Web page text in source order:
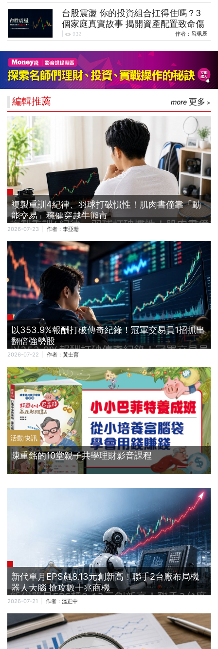
台股震盪 你的投資組合扛得住嗎？3
個家庭真實故事 揭開資產配置致命傷
932 作者： 呂珮辰
編輯推薦 更多
複製重訓4紀律、羽球打破慣性！肌肉書僮靠「動
能交易」穩健穿越牛熊市
2026-07-23 作者： 李亞珊
以353.9%報酬打破傳奇紀錄！冠軍交易員1招抓出
翻倍強勢股
2026-07-22 作者： 黃士育
活動快訊
陳重銘的10堂親子共學理財影音課程
新代單月EPS飆8.13元創新高！聯手2台廠布局機
器人大腦 搶攻數十兆商機
2026-07-21 作者： 溫正中